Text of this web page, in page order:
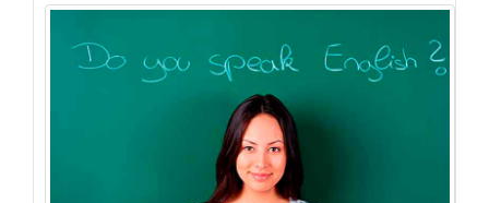
preferencias en contextos conocidos asÃ­ como
exponer tus necesidades en el trabajo. El inglÃ©s en